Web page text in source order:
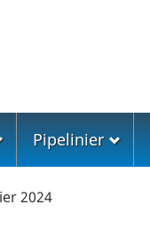
Pipelinier
2024